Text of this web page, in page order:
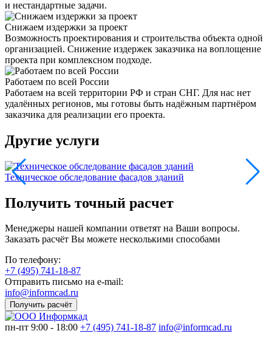
и нестандартные задачи.
Снижаем издержки за проект
Возможность проектирования и строительства объекта одной
организацией. Снижение издержек заказчика на воплощение
проекта при комплексном подходе.
Работаем по всей России
Работаем на всей территории РФ и стран СНГ. Для нас нет
удалённых регионов, мы готовы быть надёжным партнёром
заказчика для реализации его проекта.
Другие услуги
Техническое обследование фасадов зданий
Получить точный расчет
Менеджеры нашей компании ответят на Ваши вопросы.
Заказать расчёт Вы можете несколькими способами
По телефону:
+7 (495) 741-18-87
Отправить письмо на e-mail:
info@informcad.ru
Получить расчёт
пн-пт 9:00 - 18:00 +7 (495) 741-18-87 info@informcad.ru